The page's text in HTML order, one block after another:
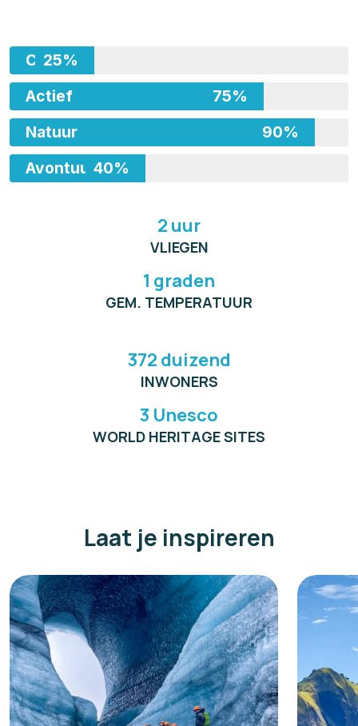
Cultuur
25%
Actief
75%
Natuur
90%
Avontuur40%
2 uur
VLIEGEN
1 graden
GEM. TEMPERATUUR
372 duizend
INWONERS
3 Unesco
WORLD HERITAGE SITES
Laat je inspireren